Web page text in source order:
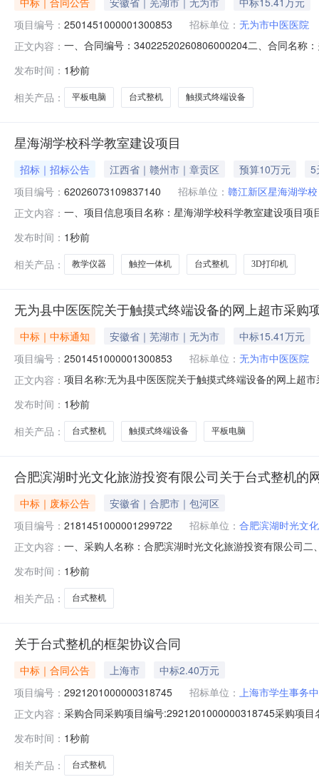
项目编号： 2501451000001300853 招标单位： 无为市中医医院
正文内容： 一、合同编号：34022520260806000204二、合同名称
芜湖市无为县安徽省芜湖市无为县无城中央花园14幢
发布时间： 1秒前
相关产品：
平板电脑 台式整机 触摸式终端设备
星海湖学校科学教室建设项目
招标｜招标公告 江西省｜赣州市｜章贡区 预算10万元
5
项目编号： 62026073109837140 招标单位： 赣江新区星海湖学校
正文内容： 一、项目信息项目名称：星海湖学校科学教室建设项目
商品类目:教学仪器/实验器材;规格:详见采购需求附件;次
发布时间： 1秒前
相关产品：
教学仪器 触控一体机 台式整机 3D打印机
无为县中医医院关于触摸式终端设备的网上超市采购
中标｜中标通知 安徽省｜芜湖市｜无为市
中标15.41万元
项目编号： 2501451000001300853 招标单位： 无为市中医医院
正文内容： 项目名称:无为县中医医院关于触摸式终端设备的网上超
位地址:/三、成交信息交易方式:直接采购成交日期:2026
发布时间： 1秒前
相关产品：
台式整机 触摸式终端设备 平板电脑
合肥滨湖时光文化旅游投资有限公司关于台式整机的
中标｜废标公告
安徽省｜合肥市｜包河区
项目编号： 2181451000001299722 招标单位： 合肥滨湖时光文
正文内容： 一、采购人名称：合肥滨湖时光文化旅游投资有限公司
其他事项：九、联系方式1、采购人名称：合肥滨湖时光
发布时间： 1秒前
相关产品：
台式整机
关于台式整机的框架协议合同
中标｜合同公告 上海市
中标2.40万元
项目编号： 2921201000000318745 招标单位： 上海市学生事务
正文内容： 采购合同采购项目编号:2921201000000318745采购项
0614:57:46
发布时间： 1秒前
相关产品：
台式整机